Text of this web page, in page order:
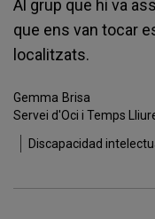
Al grup que hi va
que ens van tocar
localitzats.
Gemma Brisa
Servei d'Oci i Temps
Discapacidad